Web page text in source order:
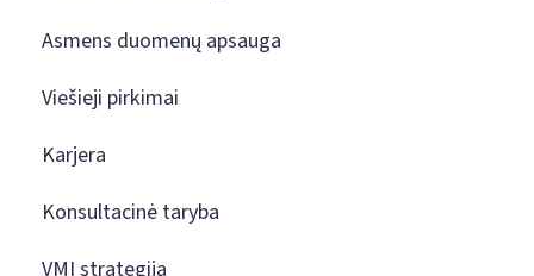
Asmens duomenų apsauga
Viešieji pirkimai
Karjera
Konsultacinė taryba
VMI strategija